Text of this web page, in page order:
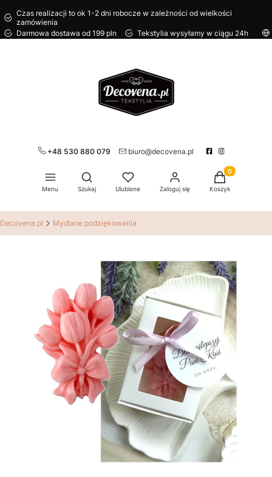
Czas realizacji to ok 1-2 dni robocze w zależności od wielkości
zamówienia
Darmowa dostawa od 199 pln
Tekstylia wysyłamy w ciągu 24h
+48 530 880 079 biuro@decovena.pl
Menu
Otwórz wyszukiwarkę
Szukaj Ulubione Zaloguj się
Produkty w
Koszyk
Decovena.pl Mydlane podziękowania